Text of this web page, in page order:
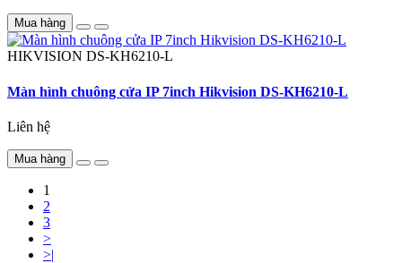
Mua hàng
HIKVISION DS-KH6210-L
Màn hình chuông cửa IP 7inch Hikvision DS-KH6210-L
Liên hệ
Mua hàng
1
2
3
>
>|